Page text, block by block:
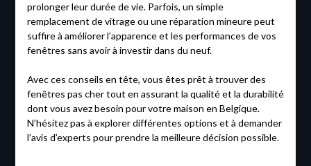
prolonger leur durée de vie. Parfois, un simple
remplacement de vitrage ou une réparation mineure peut
suffire à améliorer l’apparence et les performances de vos
fenêtres sans avoir à investir dans du neuf.
Avec ces conseils en tête, vous êtes prêt à trouver des
fenêtres pas cher tout en assurant la qualité et la durabilité
dont vous avez besoin pour votre maison en Belgique.
N’hésitez pas à explorer différentes options et à demander
l’avis d’experts pour prendre la meilleure décision possible.